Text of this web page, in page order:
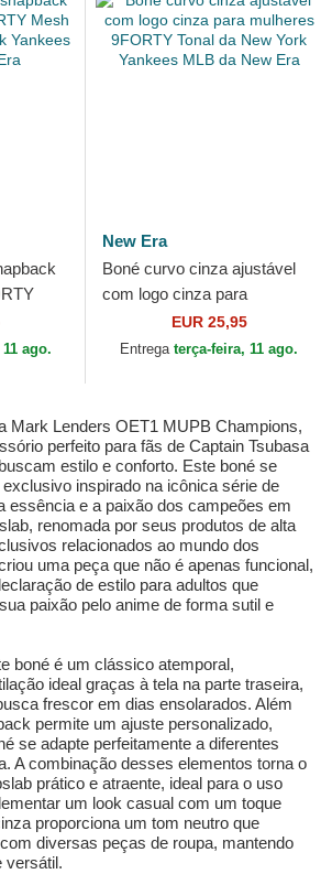
York
Era
ago.
New Era
Boné curvo cinza ajustável
com logo cinza para
mulheres 9FORTY Tonal da
New York Yankees MLB da...
EUR 25,95
Entrega terça-feira, 11 ago.
Mark Lenders OET1 MUPB Champions,
perfeito para fãs de Captain Tsubasa
estilo e conforto. Este boné se
inspirado na icônica série de
essência e a paixão dos campeões em
renomada por seus produtos de alta
relacionados ao mundo dos
uma peça que não é apenas funcional,
de estilo para adultos que
paixão pelo anime de forma sutil e
boné é um clássico atemporal,
ideal graças à tela na parte traseira,
frescor em dias ensolarados. Além
permite um ajuste personalizado,
se adapte perfeitamente a diferentes
A combinação desses elementos torna o
prático e atraente, ideal para o uso
um look casual com um toque
proporciona um tom neutro que
diversas peças de roupa, mantendo
versátil.